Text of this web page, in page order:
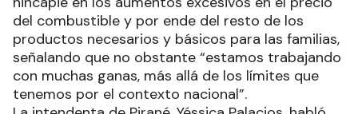
del combustible y por ende del resto de los
productos necesarios y básicos para las familias,
señalando que no obstante “estamos trabajando
con muchas ganas, más allá de los límites que
tenemos por el contexto nacional”.